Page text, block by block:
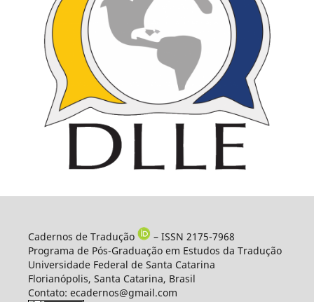
Cadernos de Tradução
– ISSN 2175-7968
Programa de Pós-Graduação em Estudos da Tradução
Universidade Federal de Santa Catarina
Florianópolis, Santa Catarina, Brasil
Contato: ecadernos@gmail.com